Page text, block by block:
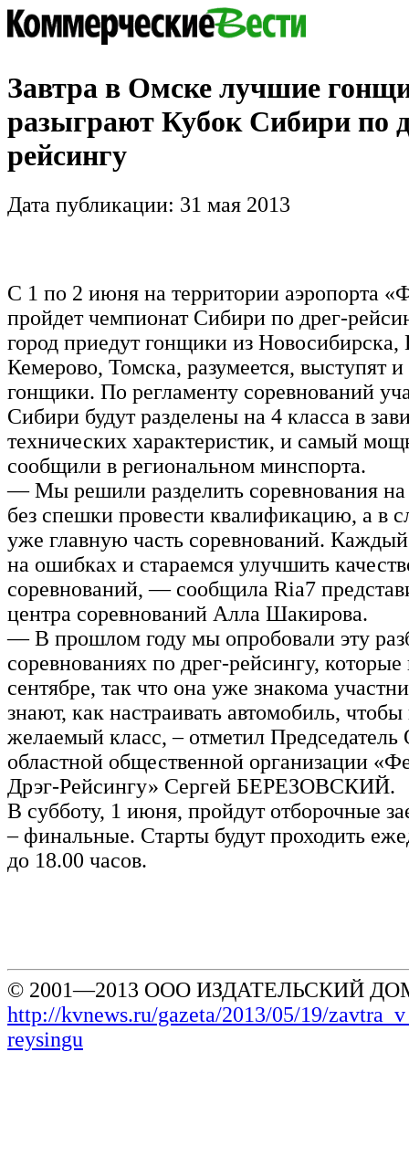
Завтра в Омске лучшие
разыграют Кубок Сибири по
рейсингу
Дата публикации: 31 мая 2013
С 1 по 2 июня на территории аэропорта
пройдет чемпионат Сибири по дрег-
город приедут гонщики из Новосибирска,
Кемерово, Томска, разумеется, выступят
гонщики. По регламенту соревнований
Сибири будут разделены на 4 класса в
технических характеристик, и самый
сообщили в региональном минспорта.
— Мы решили разделить соревнования на
без спешки провести квалификацию, а в
уже главную часть соревнований.
на ошибках и стараемся улучшить
соревнований, — сообщила Ria7
центра соревнований Алла Шакирова.
— В прошлом году мы опробовали эту
соревнованиях по дрег-рейсингу,
сентябре, так что она уже знакома
знают, как настраивать автомобиль, чтобы
желаемый класс, – отметил Председатель
областной общественной организации
Дрэг-Рейсингу» Сергей БЕРЕЗОВСКИЙ.
В субботу, 1 июня, пройдут отборочные
– финальные. Старты будут проходить
до 18.00 часов.
© 2001—2013 ООО ИЗДАТЕЛЬСКИЙ
http://kvnews.ru/gazeta/2013/05/19/
reysingu